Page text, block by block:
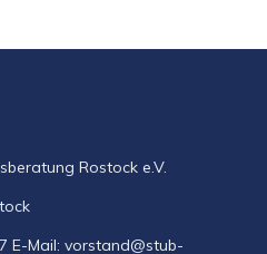
Rostock e.V.
E-Mail: vorstand@stub-